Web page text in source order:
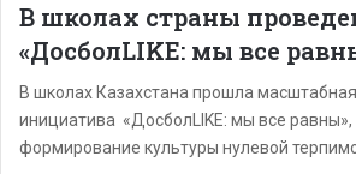
В школах страны
«ДосболLIKE: мы все
В школах Казахстана прошла
инициатива «ДосболLIKE: мы все
формирование культуры нулевой